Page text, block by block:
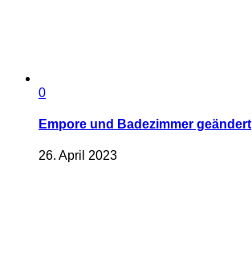
0
Empore und Badezimmer geändert
26. April 2023